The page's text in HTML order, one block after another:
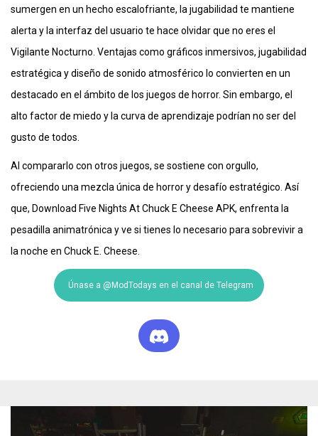
sumergen en un hecho escalofriante, la jugabilidad te mantiene
alerta y la interfaz del usuario te hace olvidar que no eres el
Vigilante Nocturno. Ventajas como gráficos inmersivos, jugabilidad
estratégica y diseño de sonido atmosférico lo convierten en un
destacado en el ámbito de los juegos de horror. Sin embargo, el
alto factor de miedo y la curva de aprendizaje podrían no ser del
gusto de todos.
Al compararlo con otros juegos, se sostiene con orgullo,
ofreciendo una mezcla única de horror y desafío estratégico. Así
que, Download Five Nights At Chuck E Cheese APK, enfrenta la
pesadilla animatrónica y ve si tienes lo necesario para sobrevivir a
la noche en Chuck E. Cheese.
Únase a @ModTodays en el canal de Telegram